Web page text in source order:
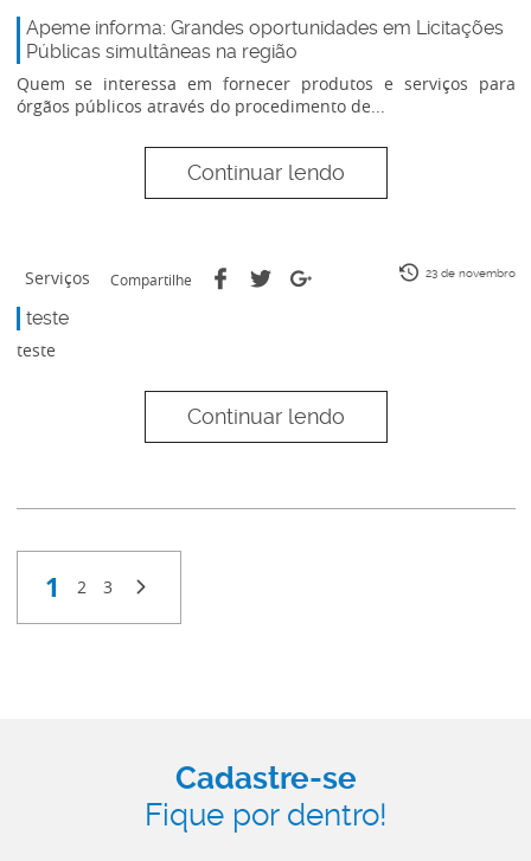
Apeme informa: Grandes oportunidades em Licitações
Públicas simultâneas na região
Quem se interessa em fornecer produtos e serviços para
órgãos públicos através do procedimento de...
Continuar lendo
23 de novembro
Serviços Compartilhe
teste
teste
Continuar lendo
1 2 3
Cadastre-se
Fique por dentro!